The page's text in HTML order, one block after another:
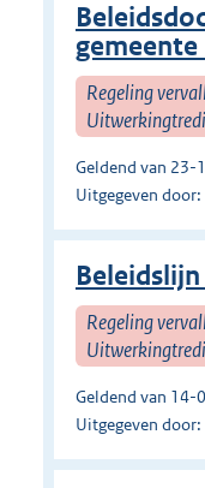
Regeling
Geldend van
Uitgegeven door:
Regeling
Geldend van
Uitgegeven door: